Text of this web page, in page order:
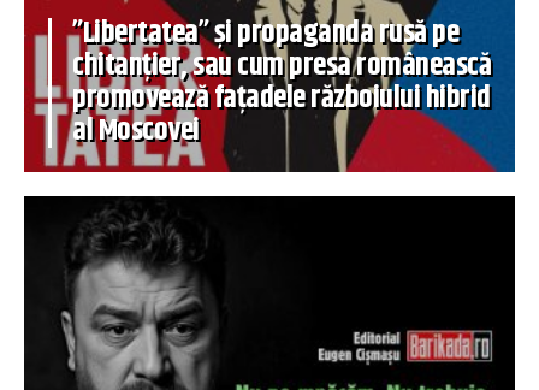
”Libertatea” și propaganda rusă pe
chitanțier, sau cum presa românească
promovează fațadele războiului hibrid
al Moscovei